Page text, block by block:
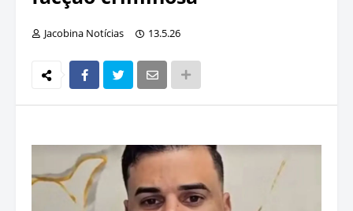
Jacobina Notícias 13.5.26